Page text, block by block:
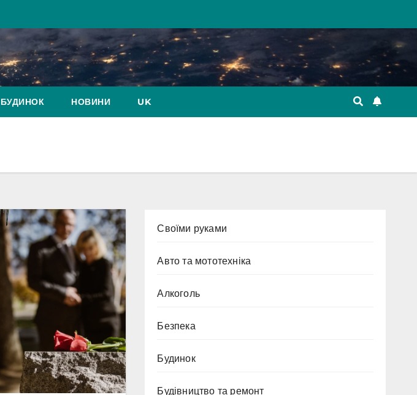
БУДИНОК НОВИНИ UK
Cвоїми руками
Авто та мототехніка
Алкоголь
Безпека
Будинок
Будівництво та ремонт